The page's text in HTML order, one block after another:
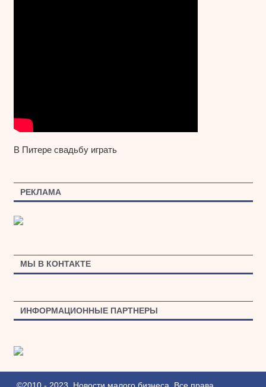
В Питере свадьбу играть
РЕКЛАМА
МЫ В КОНТАКТЕ
ИНФОРМАЦИОННЫЕ ПАРТНЕРЫ